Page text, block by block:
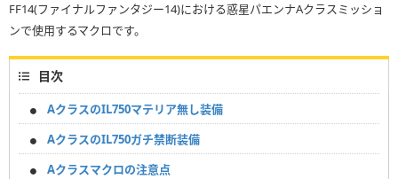
FF14(ファイナルファンタジー14)における惑星パエンナAクラスミッショ
ンで使用するマクロです。
目次
AクラスのIL750マテリア無し装備
AクラスのIL750ガチ禁断装備
Aクラスマクロの注意点